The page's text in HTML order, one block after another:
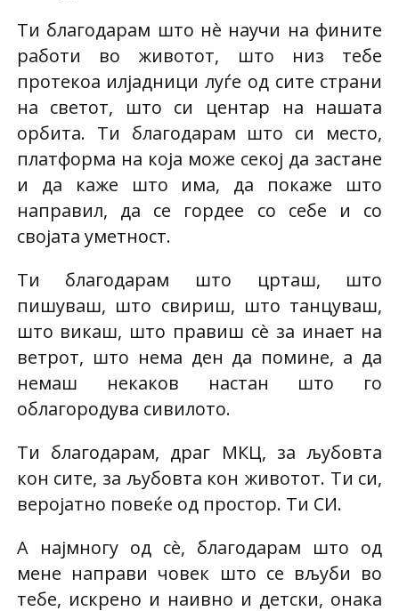
Ти благодарам што нè научи на фините
работи во животот, што низ тебе
протекоа илјадници луѓе од сите страни
на светот, што си центар на нашата
орбита. Ти благодарам што си место,
платформа на која може секој да застане
и да каже што има, да покаже што
направил, да се гордее со себе и со
својата уметност.
Ти благодарам што црташ, што
пишуваш, што свириш, што танцуваш,
што викаш, што правиш сè за инает на
ветрот, што нема ден да помине, а да
немаш некаков настан што го
облагородува сивилото.
Ти благодарам, драг МКЦ, за љубовта
кон сите, за љубовта кон животот. Ти си,
веројатно повеќе од простор. Ти СИ.
А најмногу од сè, благодарам што од
мене направи човек што се вљуби во
тебе, искрено и наивно и детски, онака